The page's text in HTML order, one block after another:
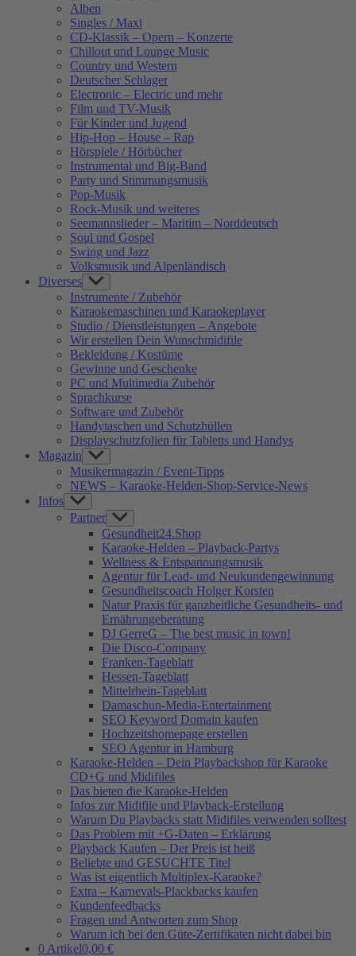
Alben
Singles / Maxi
CD-Klassik – Opern – Konzerte
Chillout und Lounge Music
Country und Western
Deutscher Schlager
Electronic – Electric und mehr
Film und TV-Musik
Für Kinder und Jugend
Hip-Hop – House – Rap
Hörspiele / Hörbücher
Instrumental und Big-Band
Party und Stimmungsmusik
Pop-Musik
Rock-Musik und weiteres
Seemannslieder – Maritim – Norddeutsch
Soul und Gospel
Swing und Jazz
Volksmusik und Alpenländisch
Diverses Show
sub
menu
Instrumente / Zubehör
Karaokemaschinen und Karaokeplayer
Studio / Dienstleistungen – Angebote
Wir erstellen Dein Wunschmidifile
Bekleidung / Kostüme
Gewinne und Geschenke
PC und Multimedia Zubehör
Sprachkurse
Software und Zubehör
Handytaschen und Schutzhüllen
Displayschutzfolien für Tabletts und Handys
Magazin Show
sub
menu
Musikermagazin / Event-Tipps
NEWS – Karaoke-Helden-Shop-Service-News
Infos Show
sub
menu
Partner Show
sub
menu
Gesundheit24.Shop
Karaoke-Helden – Playback-Partys
Wellness & Entspannungsmusik
Agentur für Lead- und Neukundengewinnung
Gesundheitscoach Holger Korsten
Natur Praxis für ganzheitliche Gesundheits- und
Ernährungeberatung
DJ GerreG – The best music in town!
Die Disco-Company
Franken-Tageblatt
Hessen-Tageblatt
Mittelrhein-Tageblatt
Damaschun-Media-Entertainment
SEO Keyword Domain kaufen
Hochzeitshomepage erstellen
SEO Agentur in Hamburg
Karaoke-Helden – Dein Playbackshop für Karaoke
CD+G und Midifiles
Das bieten die Karaoke-Helden
Infos zur Midifile und Playback-Erstellung
Warum Du Playbacks statt Midifiles verwenden solltest
Das Problem mit +G-Daten – Erklärung
Playback Kaufen – Der Preis ist heiß
Beliebte und GESUCHTE Titel
Was ist eigentlich Multiplex-Karaoke?
Extra – Karnevals-Plackbacks kaufen
Kundenfeedbacks
Fragen und Antworten zum Shop
Warum ich bei den Güte-Zertifikaten nicht dabei bin
0 Artikel0,00 €